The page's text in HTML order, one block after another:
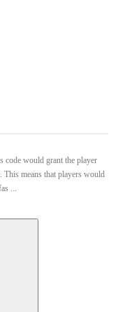
code would grant the player
This means that players would
...